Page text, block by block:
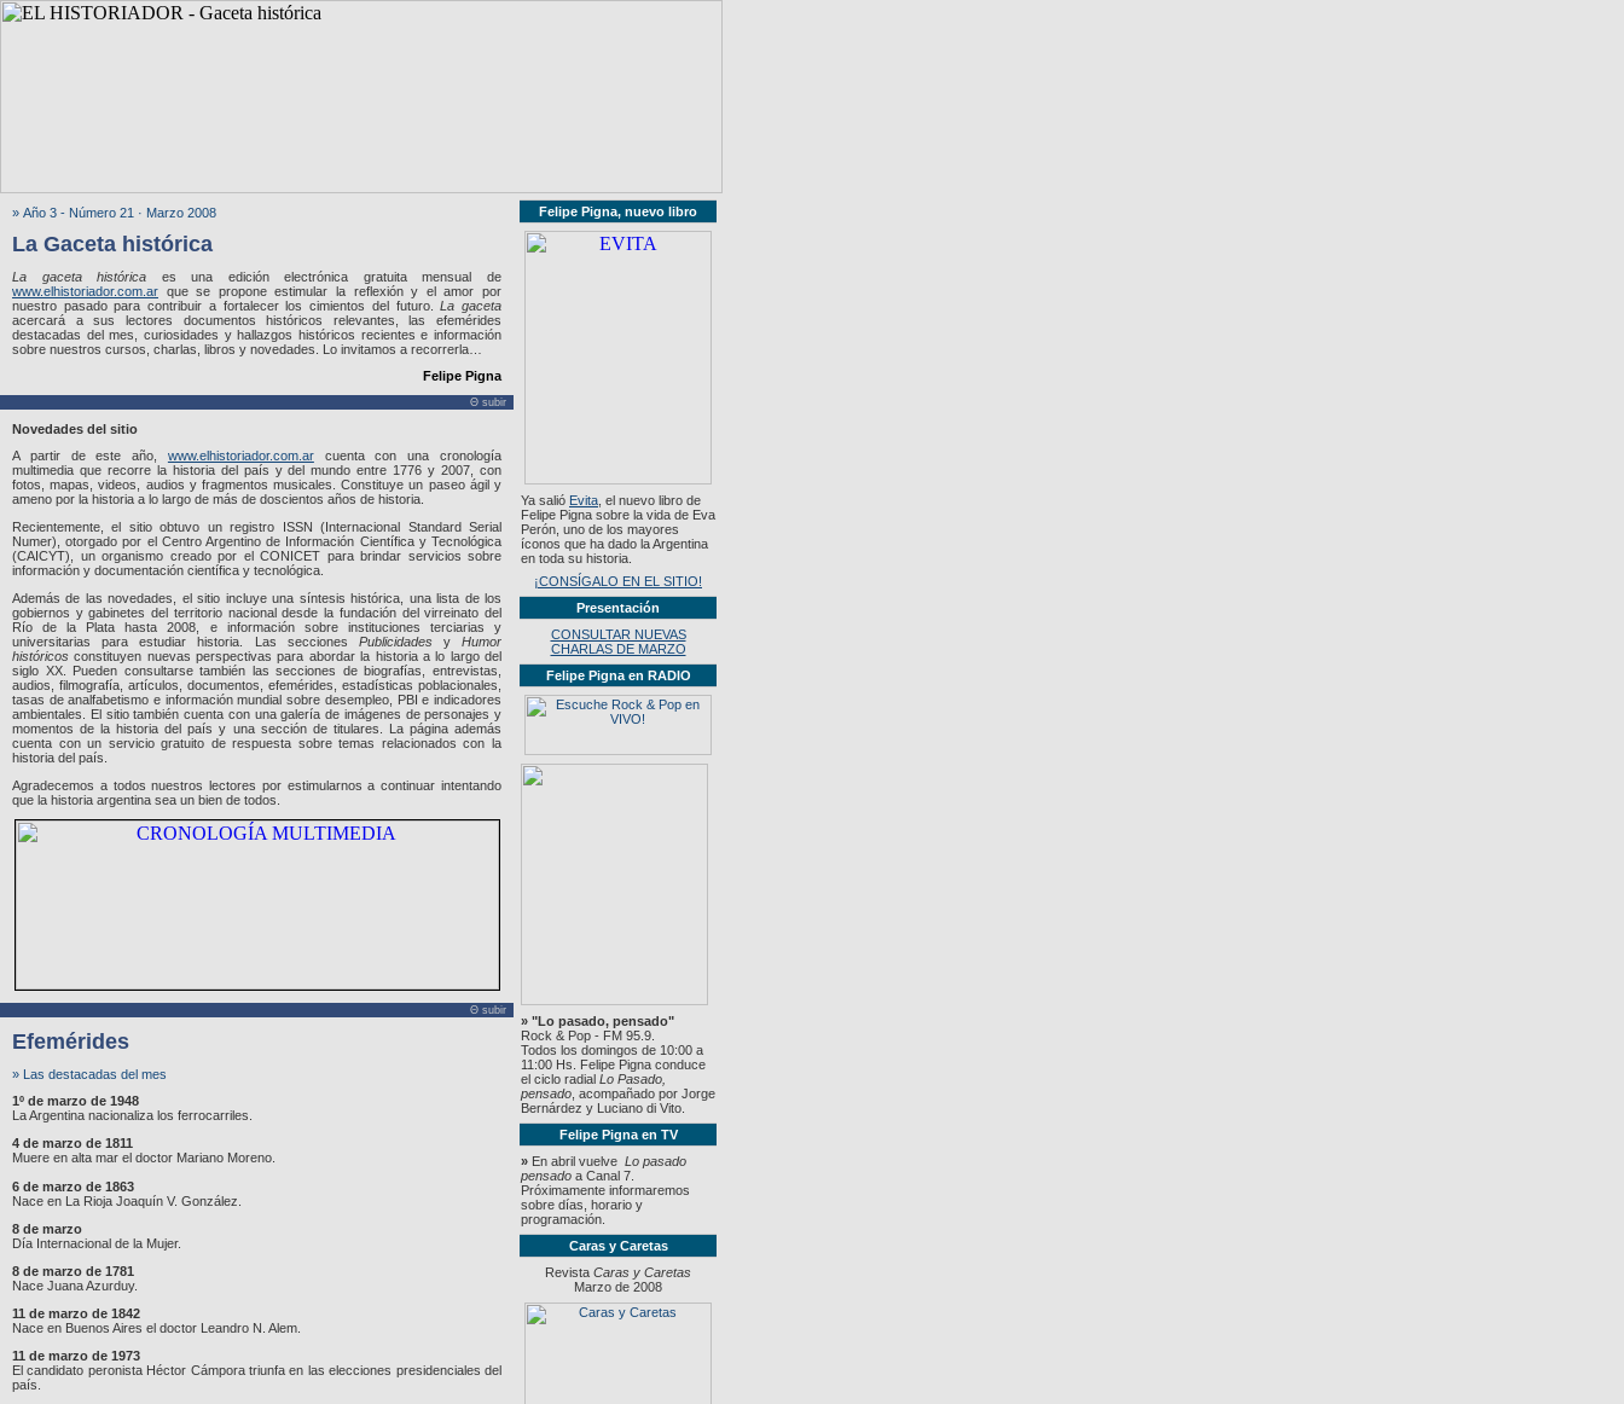
» Año 3 - Número 21 · Marzo 2008
La Gaceta histórica
La gaceta histórica es una edición electrónica gratuita mensual de
www.elhistoriador.com.ar que se propone estimular la reflexión y el amor por
nuestro pasado para contribuir a fortalecer los cimientos del futuro.La gaceta
acercará a sus lectores documentos históricos relevantes, las efemérides
destacadas del mes, curiosidades y hallazgos históricos recientes e información
sobre nuestros cursos, charlas, libros y novedades. Lo invitamos a recorrerla…
Felipe Pigna
Felipe Pigna, nuevo libro
Ya salió Evita , el nuevo libro de
Felipe Pigna sobre la vida de Eva
Perón, uno de los mayores
íconos que ha dado la Argentina
en toda su historia.
¡CONSÍGALO EN EL SITIO!
Presentación
CONSULTAR NUEVAS
CHARLAS DE MARZO
Felipe Pigna en RADIO
» "Lo pasado, pensado"
Rock & Pop - FM 95.9.
Todos los domingos de 10:00 a
11:00 Hs. Felipe Pigna conduce
el ciclo radial Lo Pasado,
pensado , acompañado por Jorge
Bernárdez y Luciano di Vito.
Felipe Pigna en TV
» En abril vuelve Lo pasado
pensado a Canal 7.
Próximamente informaremos
sobre días, horario y
programación.
Caras y Caretas
Revista Caras y Caretas
Marzo de 2008
Θ subir
Novedades del sitio
A partir de este año, www.elhistoriador.com.arcuenta con una cronología
multimedia que recorre la historia del país y del mundo entre 1776 y 2007, con
fotos, mapas, videos, audios y fragmentos musicales. Constituye un paseo ágil y
ameno por la historia a lo largo de más de doscientos años de historia.
Recientemente, el sitio obtuvo un registro ISSN (Internacional Standard Serial
Numer), otorgado por el Centro Argentino de Información Científica y Tecnológica
(CAICYT), un organismo creado por el CONICET para brindar servicios sobre
información y documentación científica y tecnológica.
Además de las novedades, el sitio incluye una síntesis histórica, una lista de los
gobiernos y gabinetes del territorio nacional desde la fundación del virreinato del
Río de la Plata hasta 2008, e información sobre instituciones terciarias y
universitarias para estudiar historia. Las secciones Publicidadesy Humor
históricos constituyen nuevas perspectivas para abordar la historia a lo largo del
siglo XX. Pueden consultarse también las secciones de biografías, entrevistas,
audios, filmografía, artículos, documentos, efemérides, estadísticas poblacionales,
tasas de analfabetismo e información mundial sobre desempleo, PBI e indicadores
ambientales. El sitio también cuenta con una galería de imágenes de personajes y
momentos de la historia del país y una sección de titulares. La página además
cuenta con un servicio gratuito de respuesta sobre temas relacionados con la
historia del país.
Agradecemos a todos nuestros lectores por estimularnos a continuar intentando
que la historia argentina sea un bien de todos.
Θ subir
Efemérides
» Las destacadas del mes
1º de marzo de 1948
La Argentina nacionaliza los ferrocarriles.
4 de marzo de 1811
Muere en alta mar el doctor Mariano Moreno.
6 de marzo de 1863
Nace en La Rioja Joaquín V. González.
8 de marzo
Día Internacional de la Mujer.
8 de marzo de 1781
Nace Juana Azurduy.
11 de marzo de 1842
Nace en Buenos Aires el doctor Leandro N. Alem.
11 de marzo de 1973
El candidato peronista Héctor Cámpora triunfa en las elecciones presidenciales del
país.